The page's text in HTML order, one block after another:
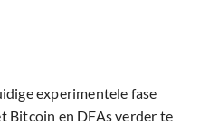
experimentele fase
Bitcoin en DFAs verder te